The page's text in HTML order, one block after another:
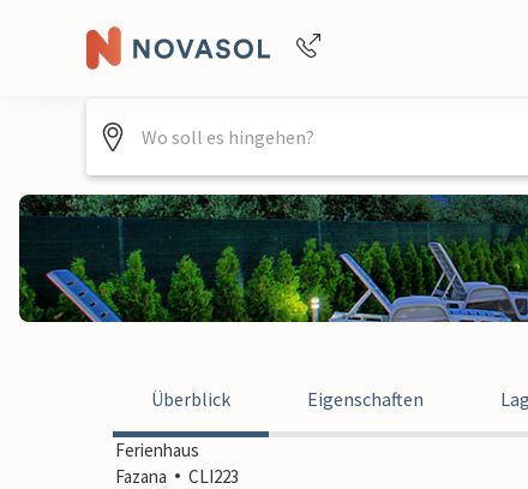
+4940688715475
Überblick Eigenschaften
Ferienhaus
Fazana
CLI223